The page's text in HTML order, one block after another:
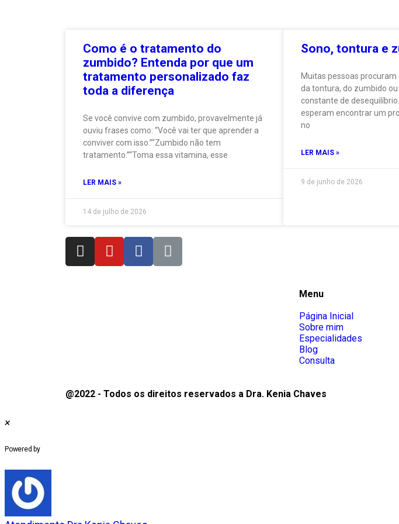
Como é o tratamento do
zumbido? Entenda por que um
tratamento personalizado faz
toda a diferença
Se você convive com zumbido, provavelmente já
ouviu frases como: “Você vai ter que aprender a
conviver com isso.”“Zumbido não tem
tratamento.”“Toma essa vitamina, esse
LER MAIS »
14 de julho de 2026
Sono, tontura e
Muitas pessoas
da tontura, do zumbido
constante de
esperam encontrar um
no
LER MAIS »
9 de junho de 2026
Menu
Página Inicial
Sobre mim
Especialidades
Blog
Consulta
@2022 - Todos os direitos reservados a Dra. Kenia Chaves
×
Powered by